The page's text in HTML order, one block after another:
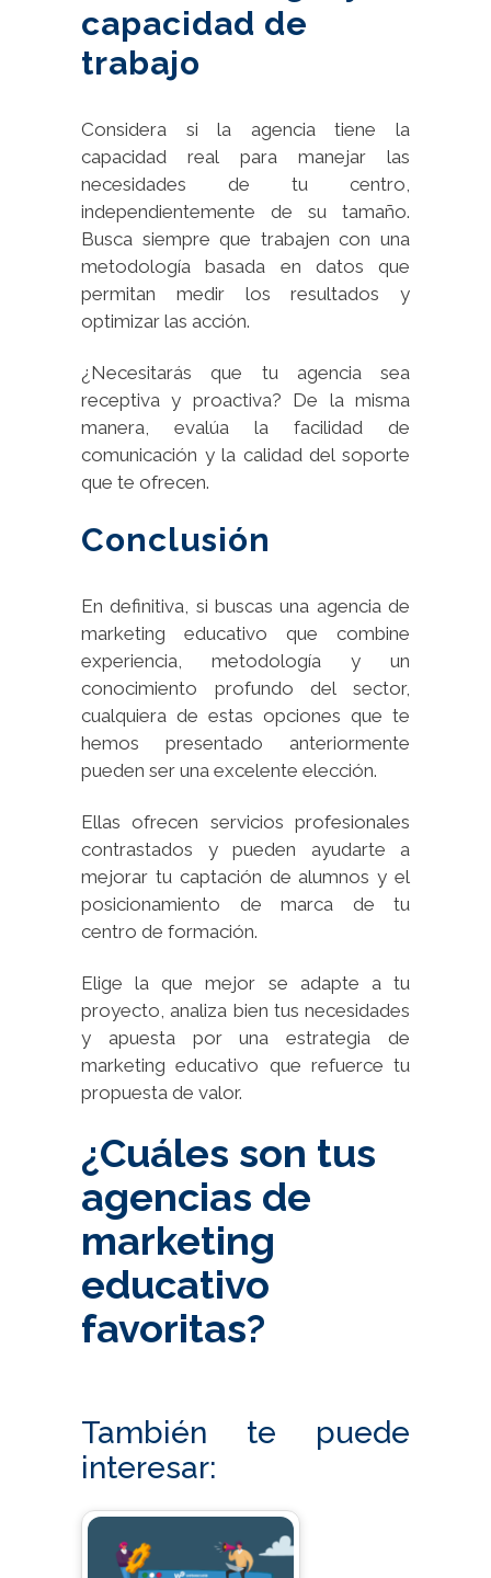
capacidad de
trabajo
Considera si la agencia tiene la
capacidad real para manejar las
necesidades de tu centro,
independientemente de su tamaño.
Busca siempre que trabajen con una
metodología basada en datos que
permitan medir los resultados y
optimizar las acción.
¿Necesitarás que tu agencia sea
receptiva y proactiva? De la misma
manera, evalúa la facilidad de
comunicación y la calidad del soporte
que te ofrecen.
Conclusión
En definitiva, si buscas una agencia de
marketing educativo que combine
experiencia, metodología y un
conocimiento profundo del sector,
cualquiera de estas opciones que te
hemos presentado anteriormente
pueden ser una excelente elección.
Ellas ofrecen servicios profesionales
contrastados y pueden ayudarte a
mejorar tu captación de alumnos y el
posicionamiento de marca de tu
centro de formación.
Elige la que mejor se adapte a tu
proyecto, analiza bien tus necesidades
y apuesta por una estrategia de
marketing educativo que refuerce tu
propuesta de valor.
¿Cuáles son tus
agencias de
marketing
educativo
favoritas?
También te puede
interesar: